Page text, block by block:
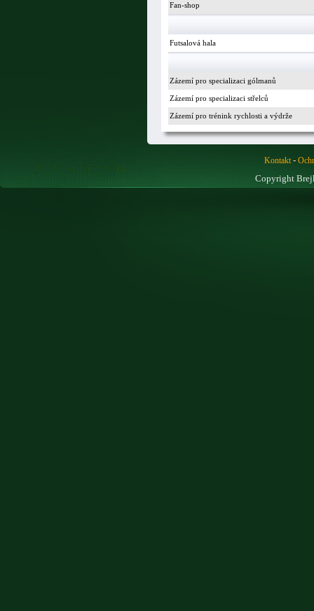
Fan-shop
Futsalová hala
Zázemí pro specializaci gólmanů
Zázemí pro specializaci střelců
Zázemí pro trénink rychlosti a výdrže
Kontakt-
Copyright